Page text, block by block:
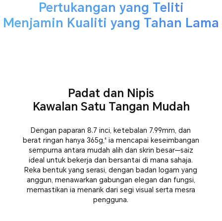
Pertukangan yang Teliti
Menjamin Kualiti yang Tahan Lama
Padat dan Nipis
Kawalan Satu Tangan Mudah
Dengan paparan 8.7 inci, ketebalan 7.99mm, dan
berat ringan hanya 365g, 4ia mencapai keseimbangan
sempurna antara mudah alih dan skrin besar—saiz
ideal untuk bekerja dan bersantai di mana sahaja.
Reka bentuk yang serasi, dengan badan logam yang
anggun, menawarkan gabungan elegan dan fungsi,
memastikan ia menarik dari segi visual serta mesra
pengguna.